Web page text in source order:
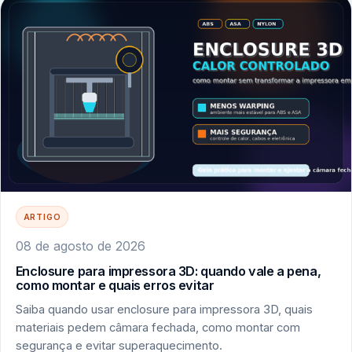
ARTIGO
08 de agosto de 2026
Enclosure para impressora 3D: quando vale a pena,
como montar e quais erros evitar
Saiba quando usar enclosure para impressora 3D, quais
materiais pedem câmara fechada, como montar com
segurança e evitar superaquecimento.